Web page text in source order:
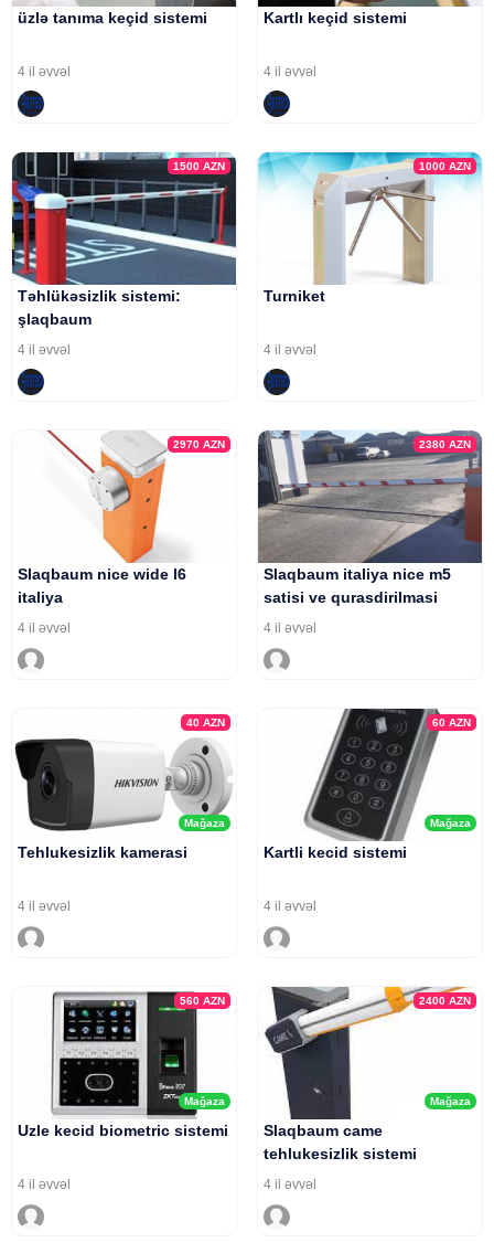
üzlə tanıma keçid sistemi
4 il əvvəl
Kartlı keçid sistemi
4 il əvvəl
1500AZN
Təhlükəsizlik sistemi:
şlaqbaum
4 il əvvəl
1000 AZN
Turniket
4 il əvvəl
2970AZN
Slaqbaum nice wide l6
italiya
4 il əvvəl
2380 AZN
Slaqbaum italiya nice m5
satisi ve qurasdirilmasi
4 il əvvəl
Mağaza
40AZN
Tehlukesizlik kamerasi
4 il əvvəl
Mağaza
60 AZN
Kartli kecid sistemi
4 il əvvəl
Mağaza
560AZN
Uzle kecid biometric sistemi
4 il əvvəl
Mağaza
2400 AZN
Slaqbaum came
tehlukesizlik sistemi
4 il əvvəl